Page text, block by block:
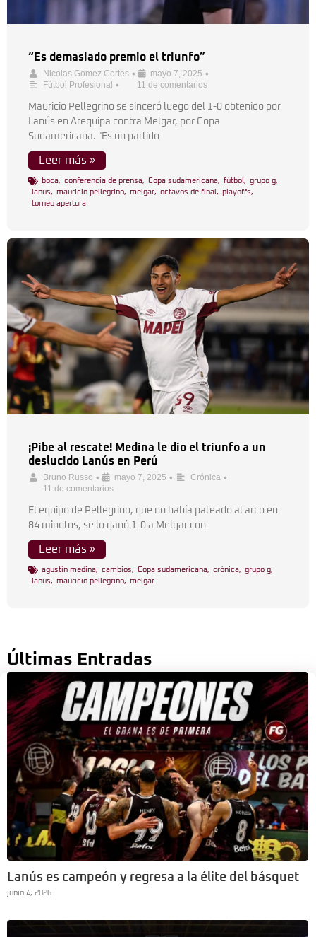
“Es demasiado premio el triunfo”
Nicolas Gomez Cortes • mayo 7, 2025 •
Fútbol Profesional • 11 de comentarios
Mauricio Pellegrino se sinceró luego del 1-0 obtenido por
Lanús en Arequipa contra Melgar, por Copa
Sudamericana. "Es un partido
Leer más »
boca, conferencia de prensa, Copa sudamericana, fútbol , grupo g,
lanus, mauricio pellegrino, melgar, octavos de final , playoffs,
torneo apertura
¡Pibe al rescate! Medina le dio el triunfo a un
deslucido Lanús en Perú
Bruno Russo • mayo 7, 2025 • Crónica •
11 de comentarios
El equipo de Pellegrino, que no había pateado al arco en
84 minutos, se lo ganó 1-0 a Melgar con
Leer más »
agustín medina, cambios, Copa sudamericana, crónica, grupo g,
lanus, mauricio pellegrino, melgar
Últimas Entradas
Lanús es campeón y regresa a la élite del básquet
junio 4, 2026